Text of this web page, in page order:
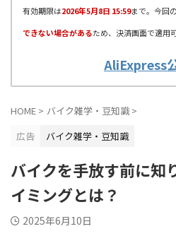
有効期限は2026年5月8日 15:59まで。今回
できない場合があるため、決済画面で適用
AliExpress
HOME > バイク雑学・豆知識 >
広告
バイク雑学・豆知識
バイクを手放す前に知
イミングとは？
2025年6月10日